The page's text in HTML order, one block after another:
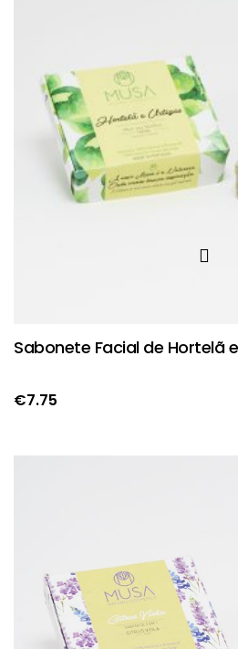
Sabonete Facial de Hortelã
€7.75